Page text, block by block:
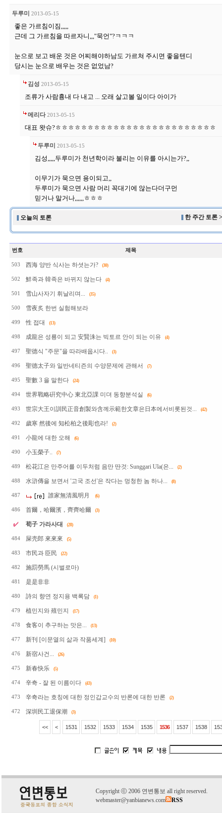
두루미 2013-05-15
좋은 가르침이짐,,,,,
근데 그 가르침을 따르자니,,,"묵언"?ㅋㅋㅋ
눈으로 보고 배운 것은 어찌해야하남도 가르쳐 주시면 좋을텐디
당시는 눈으로 배우는 것은 없었남?
김성 2013-05-15
조류가 사람흉내 다 내고 ... 오래 살고볼 일이다 아이가
메리다 2013-05-15
대표 왓슈?ㅎㅎㅎㅎㅎㅎㅎㅎㅎㅎㅎㅎㅎㅎㅎㅎㅎㅎㅎㅎㅎㅎㅎㅎㅎ
두루미 2013-05-15
김성,,,,,두루미가 천년학이라 불리는 이유를 아시는가?,,
이무기가 묵으면 용이되고,,
두루미가 묵으면 사람 머리 꼭대기에 않는다더구먼
믿거나 말거나,,,,,,ㅎㅎㅎ
오늘의 토론 한 주간 토론
번호 제목
503 西海 양반 식사는 하셧는가? (30)
502 鮮족과 韓족은 바뀌지 않는다 (4)
501 雪山사자기 휘날리며... (35)
500 雪夜炙 한번 실험해보라
499 性 접대 (13)
498 成龍은 성룡이 되고 安賢洙는 빅토르 안이 되는 이유 (4)
497 聖德식 "주문"을 따라배웁시다.. (3)
496 聖德太子와 일반네티즌의 수양문제에 관해서 (7)
495 聖數 3 을 말한다 (24)
494 世界戰略硏究中心 東北亞課 미뎌 동향분석실 (6)
493 世宗大王이訓民正音創製와含께示範한文章은日本에서비롯된것... (42)
492 歲寒 然後에 知松柏之後彫也라! (2)
491 小龍에 대한 오해 (6)
490 小玉榮子.. (7)
489 松花江은 만주어를 이두처럼 음만 딴것: Sunggari Ula(은... (2)
488 水滸傳을 보면서 '고국 조선'은 작다는 멍청한 놈 하나... (8)
487 誰家無清風明月 (6)
486 首爾，哈爾濱，齊齊哈爾 (3)
荀子 가라사대 (28)
484 屎壳郎 來來來 (5)
483 市民과 臣民 (22)
482 施罰勞馬 (시벌로마)
481 是是非非
480 詩의 향연 정지용 백록담 (1)
479 植민지와 殖민지 (17)
478 食客이 추구하는 맛은... (13)
477 新刊 [이문열의 삶과 작품세계] (10)
476 新宿사건... (26)
475 新春快乐 (5)
474 辛奇 - 잘 된 이름이다 (43)
473 辛奇라는 호칭에 대한 정인갑교수의 반론에 대한 반론 (2)
472 深圳民工退保潮 (3)
<< < 1531 1532 1533 1534 1535 1536 1537 1538
Copyright ⓒ 2006 연변통보 all right reserved.
webmaster@yanbianews.com
RSS